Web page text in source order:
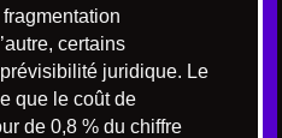
certains
juridique. Le
que le coût de
de 0,8 % du chiffre